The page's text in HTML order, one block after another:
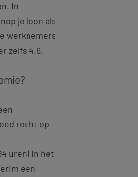
In
je loon als
werknemers
zelfs 4,6.
recht op
uren) in het
een